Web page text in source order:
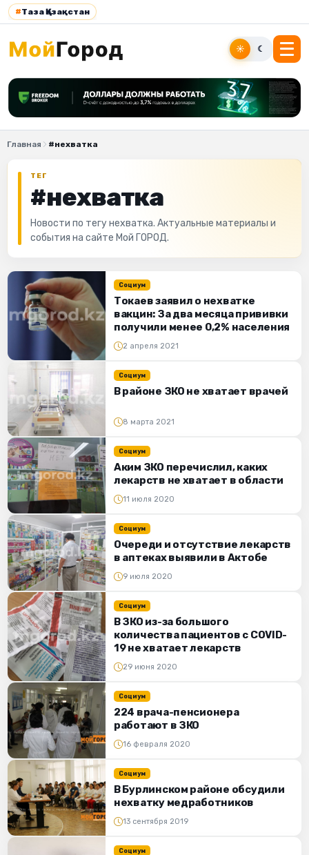
#Таза Қазақстан
☀ ☾
Главная #нехватка
ТЕГ
#нехватка
Новости по тегу нехватка. Актуальные материалы и
события на сайте Мой ГОРОД.
Социум
Токаев заявил о нехватке
вакцин: За два месяца прививки
получили менее 0,2% населения
2 апреля 2021
Социум
В районе ЗКО не хватает врачей
8 марта 2021
Социум
Аким ЗКО перечислил, каких
лекарств не хватает в области
11 июля 2020
Социум
Очереди и отсутствие лекарств
в аптеках выявили в Актобе
9 июля 2020
Социум
В ЗКО из-за большого
количества пациентов с COVID-
19 не хватает лекарств
29 июня 2020
Социум
224 врача-пенсионера
работают в ЗКО
16 февраля 2020
Социум
В Бурлинском районе обсудили
нехватку медработников
13 сентября 2019
Социум